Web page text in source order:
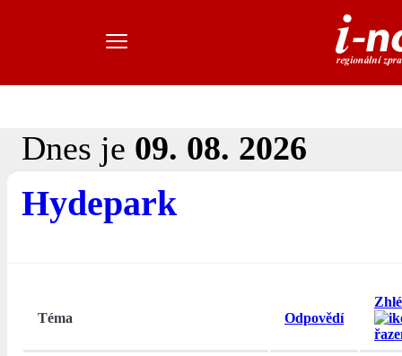
Dnes je 09. 08. 2026
Hydepark
Téma Odpovědí